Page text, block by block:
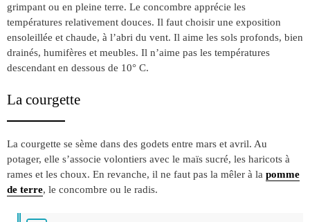
grimpant ou en pleine terre. Le concombre apprécie les
températures relativement douces. Il faut choisir une exposition
ensoleillée et chaude, à l’abri du vent. Il aime les sols profonds, bien
drainés, humifères et meubles. Il n’aime pas les températures
descendant en dessous de 10° C.
La courgette
La courgette se sème dans des godets entre mars et avril. Au
potager, elle s’associe volontiers avec le maïs sucré, les haricots à
rames et les choux. En revanche, il ne faut pas la mêler à la pomme
de terre, le concombre ou le radis.